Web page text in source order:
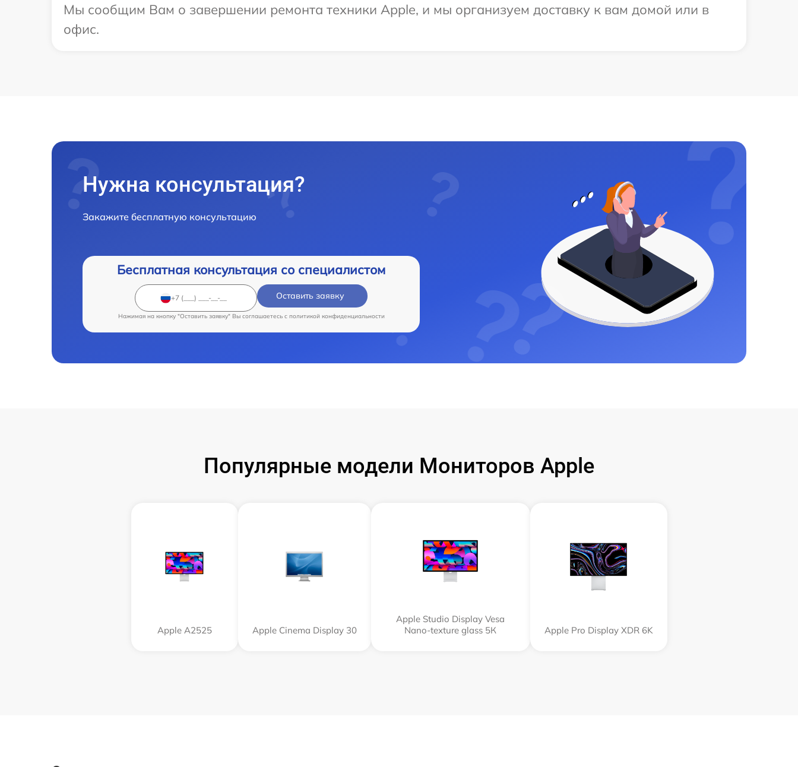
Мы сообщим Вам о завершении ремонта техники Apple, и мы организуем доставку к вам домой или в
офис.
Нужна консультация?
Закажите бесплатную консультацию
Бесплатная консультация со специалистом
Оставить заявку
Нажимая на кнопку "Оставить заявку" Вы соглашаетесь c политикой конфиденциальности
Популярные модели Мониторов Apple
Apple А2525 Apple Cinema Display 30
Apple Studio Display Vesa
Nano-texture glass 5К
Apple Pro Display XDR 6K